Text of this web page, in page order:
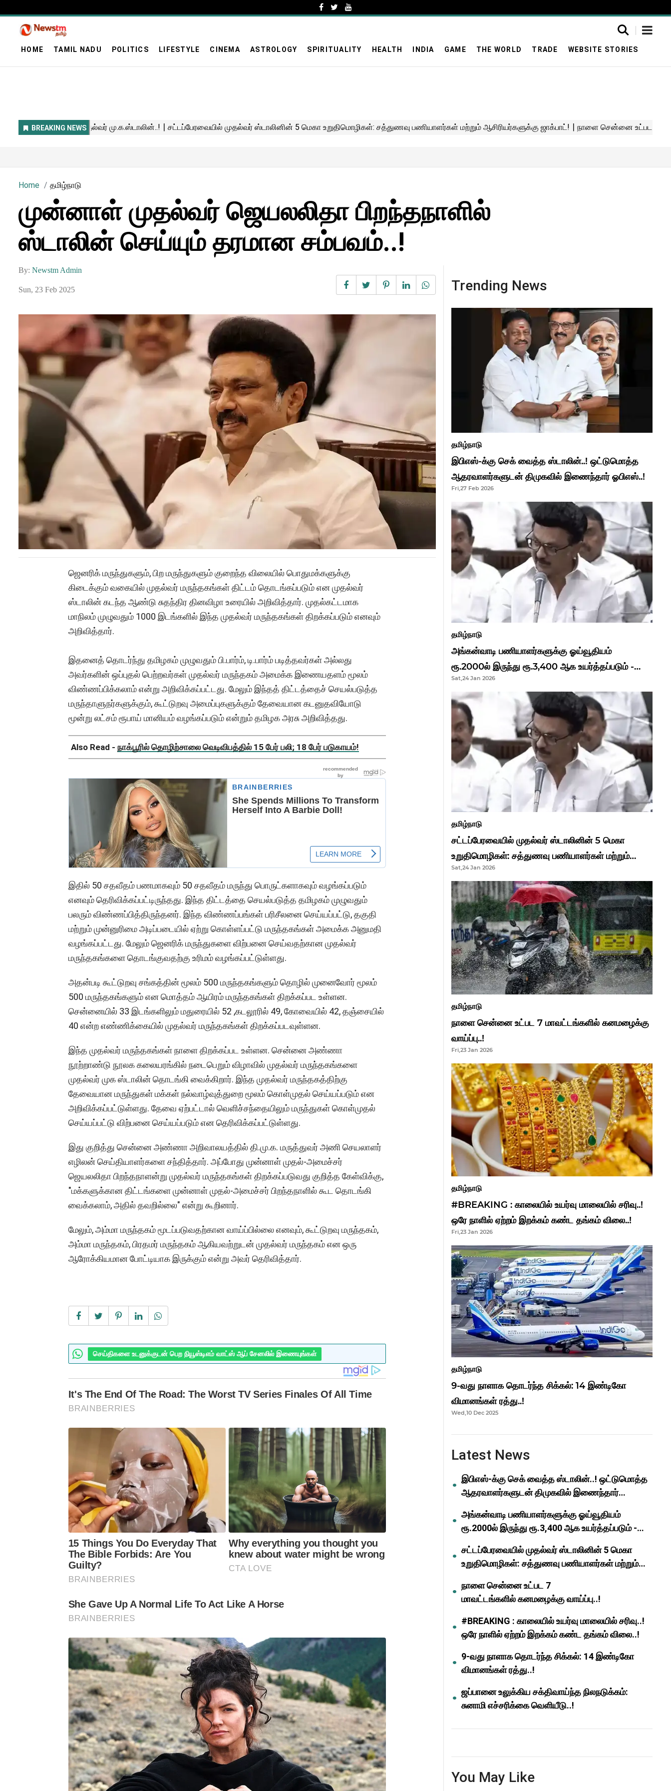
HOME TAMIL NADU POLITICS LIFESTYLE CINEMA ASTROLOGY SPIRITUALITY HEALTH INDIA GAME THE WORLD TRADE WEBSITE STORIES
Home தமிழ்நாடு
முன்னாள் முதல்வர் ஜெயலலிதா பிறந்தநாளில்
ஸ்டாலின் செய்யும் தரமான சம்பவம்..!
By: Newstm Admin
Sun, 23 Feb 2025
ஜெனரிக் மருந்துகளும், பிற மருந்துகளும் குறைந்த விலையில் பொதுமக்களுக்கு
கிடைக்கும் வகையில் முதல்வர் மருந்தகங்கள் திட்டம் தொடங்கப்படும் என முதல்வர்
ஸ்டாலின் கடந்த ஆண்டு சுதந்திர தினவிழா உரையில் அறிவித்தார். முதல்கட்டமாக
மாநிலம் முழுவதும் 1000 இடங்களில் இந்த முதல்வர் மருந்தகங்கள் திறக்கப்படும் எனவும்
அறிவித்தார்.
இதனைத் தொடர்ந்து தமிழகம் முழுவதும் பி.பார்ம், டி.பார்ம் படித்தவர்கள் அல்லது
அவர்களின் ஒப்புதல் பெற்றவர்கள் முதல்வர் மருந்தகம் அமைக்க இணையதளம் மூலம்
விண்ணப்பிக்கலாம் என்று அறிவிக்கப்பட்டது. மேலும் இந்தத் திட்டத்தைச் செயல்படுத்த
மருந்தாளுநர்களுக்கும், கூட்டுறவு அமைப்புகளுக்கும் தேவையான கடனுதவியோடு
மூன்று லட்சம் ரூபாய் மானியம் வழங்கப்படும் என்றும் தமிழக அரசு அறிவித்தது.
Also Read - நாக்பூரில் தொழிற்சாலை வெடிவிபத்தில் 15 பேர் பலி; 18 பேர் படுகாயம்!
இதில் 50 சதவீதம் பணமாகவும் 50 சதவீதம் மருந்து பொருட்களாகவும் வழங்கப்படும்
எனவும் தெரிவிக்கப்பட்டிருந்தது. இந்த திட்டத்தை செயல்படுத்த தமிழகம் முழுவதும்
பலரும் விண்ணப்பித்திருந்தனர். இந்த விண்ணப்பங்கள் பரிசீலனை செய்யப்பட்டு, தகுதி
மற்றும் முன்னுரிமை அடிப்படையில் ஏற்று கொள்ளப்பட்டு மருந்தகங்கள் அமைக்க அனுமதி
வழங்கப்பட்டது. மேலும் ஜெனரிக் மருந்துகளை விற்பனை செய்வதற்கான முதல்வர்
மருந்தகங்களை தொடங்குவதற்கு உரிமம் வழங்கப்பட்டுள்ளது.
அதன்படி கூட்டுறவு சங்கத்தின் மூலம் 500 மருந்தகங்களும் தொழில் முனைவோர் மூலம்
500 மருந்தகங்களும் என மொத்தம் ஆயிரம் மருந்தகங்கள் திறக்கப்பட உள்ளன.
சென்னையில் 33 இடங்களிலும் மதுரையில் 52 ,கடலூரில் 49, கோவையில் 42, தஞ்சையில்
40 என்ற எண்ணிக்கையில் முதல்வர் மருந்தகங்கள் திறக்கப்படவுள்ளன.
இந்த முதல்வர் மருந்தகங்கள் நாளை திறக்கப்பட உள்ளன. சென்னை அண்ணா
நூற்றாண்டு நூலக கலையரங்கில் நடைபெறும் விழாவில் முதல்வர் மருந்தகங்களை
முதல்வர் முக ஸ்டாலின் தொடங்கி வைக்கிறார். இந்த முதல்வர் மருந்தகத்திற்கு
தேவையான மருந்துகள் மக்கள் நல்வாழ்வுத்துறை மூலம் கொள்முதல் செய்யப்படும் என
அறிவிக்கப்பட்டுள்ளது. தேவை ஏற்பட்டால் வெளிச்சந்தையிலும் மருந்துகள் கொள்முதல்
செய்யப்பட்டு விற்பனை செய்யப்படும் என தெரிவிக்கப்பட்டுள்ளது.
இது குறித்து சென்னை அண்ணா அறிவாலயத்தில் தி.மு.க. மருத்துவர் அணி செயலாளர்
எழிலன் செய்தியாளர்களை சந்தித்தார். அப்போது முன்னாள் முதல்-அமைச்சர்
ஜெயலலிதா பிறந்தநாளன்று முதல்வர் மருந்தகங்கள் திறக்கப்படுவது குறித்த கேள்விக்கு,
"மக்களுக்கான திட்டங்களை முன்னாள் முதல்-அமைச்சர் பிறந்தநாளில் கூட தொடங்கி
வைக்கலாம், அதில் தவறில்லை" என்று கூறினார்.
மேலும், அம்மா மருந்தகம் மூடப்படுவதற்கான வாய்ப்பில்லை எனவும், கூட்டுறவு மருந்தகம்,
அம்மா மருந்தகம், பிரதமர் மருந்தகம் ஆகியவற்றுடன் முதல்வர் மருந்தகம் என ஒரு
ஆரோக்கியமான போட்டியாக இருக்கும் என்று அவர் தெரிவித்தார்.
செய்திகளை உடனுக்குடன் பெற நியூஸ்டிஎம் வாட்ஸ் ஆப் சேனலில் இணையுங்கள்
Trending News
தமிழ்நாடு
இபிஎஸ்-க்கு செக் வைத்த ஸ்டாலின்..! ஒட்டுமொத்த
ஆதரவாளர்களுடன் திமுகவில் இணைந்தார் ஓபிஎஸ்..!
Fri,27 Feb 2026
தமிழ்நாடு
அங்கன்வாடி பணியாளர்களுக்கு ஓய்வூதியம்
ரூ.2000ல் இருந்து ரூ.3,400 ஆக உயர்த்தப்படும் -
முதல்வர் மு.க.ஸ்டாலின்..!
Sat,24 Jan 2026
தமிழ்நாடு
சட்டப்பேரவையில் முதல்வர் ஸ்டாலினின் 5 மெகா
உறுதிமொழிகள்: சத்துணவு பணியாளர்கள் மற்றும்
ஆசிரியர்களுக்கு ஜாக்பாட்!
Sat,24 Jan 2026
தமிழ்நாடு
நாளை சென்னை உட்பட 7 மாவட்டங்களில் கனமழைக்கு
வாய்ப்பு..!
Fri,23 Jan 2026
தமிழ்நாடு
#BREAKING : காலையில் உயர்வு மாலையில் சரிவு..!
ஒரே நாளில் ஏற்றம் இறக்கம் கண்ட தங்கம் விலை..!
Fri,23 Jan 2026
தமிழ்நாடு
9-வது நாளாக தொடர்ந்த சிக்கல்: 14 இண்டிகோ
விமானங்கள் ரத்து..!
Wed,10 Dec 2025
Latest News
இபிஎஸ்-க்கு செக் வைத்த ஸ்டாலின்..! ஒட்டுமொத்த
ஆதரவாளர்களுடன் திமுகவில் இணைந்தார்
அங்கன்வாடி பணியாளர்களுக்கு ஓய்வூதியம்
ரூ.2000ல் இருந்து ரூ.3,400 ஆக உயர்த்தப்படும் -
சட்டப்பேரவையில் முதல்வர் ஸ்டாலினின் 5 மெகா
உறுதிமொழிகள்: சத்துணவு பணியாளர்கள் மற்றும்
நாளை சென்னை உட்பட 7
மாவட்டங்களில் கனமழைக்கு வாய்ப்பு..!
#BREAKING : காலையில் உயர்வு மாலையில் சரிவு..!
ஒரே நாளில் ஏற்றம் இறக்கம் கண்ட தங்கம் விலை..!
9-வது நாளாக தொடர்ந்த சிக்கல்: 14 இண்டிகோ
விமானங்கள் ரத்து..!
ஜப்பானை உலுக்கிய சக்திவாய்ந்த நிலநடுக்கம்:
சுனாமி எச்சரிக்கை வெளியீடு..!
You May Like